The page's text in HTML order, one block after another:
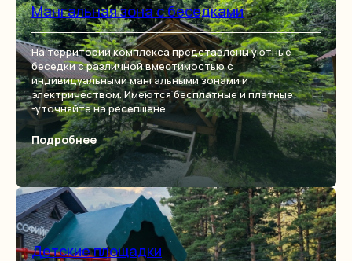
Мангальная зона с беседками
На территории комплекса представлены уютные
беседки с различной вместимостью с
индивидуальными мангальными зонами и
электричеством. Имеются бесплатные и платные
-уточняйте на ресепшене
Подробнее
Детские площадки